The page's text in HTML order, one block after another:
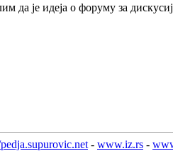
да је идеја о форуму за
- www.iz.rs -